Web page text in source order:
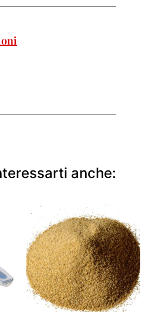
anche: